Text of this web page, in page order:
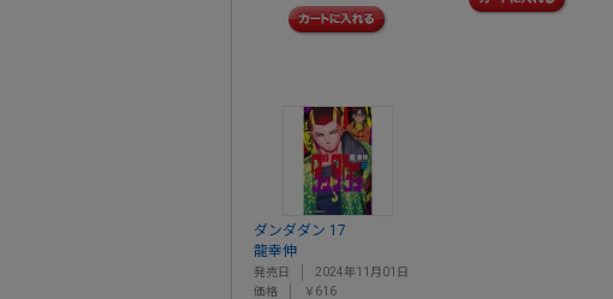
ダンダダン 17
龍幸伸
発売日
2024年11月01日
価格
￥616